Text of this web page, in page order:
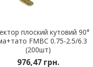
плоский кутовий 90°
FМBC 0.75-2.5/6.3
(200шт)
976,47 грн.